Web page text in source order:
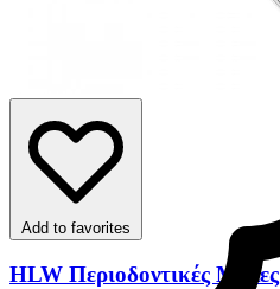
Add to favorites
HLW Περιοδοντικές Μύλες